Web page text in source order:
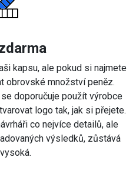
kapsu, ale pokud si najmete
obrovské množství peněz.
doporučuje použít výrobce
logo tak, jak si přejete.
co nejvíce detailů, ale
výsledků, zůstává